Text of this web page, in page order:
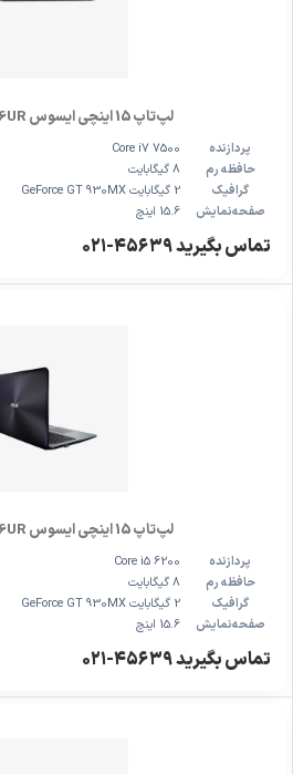
لپ‌تاپ 15 اینچی ایسوس K556UR - مدل D
پردازنده
Core i7 7500
حافظه رم
8 گیگابایت
گرافیک
2 گیگابایت GeForce GT 930MX
صفحه‌نمایش
15.6 اینچ
تماس بگیرید ۴۵۶۳۹-۰۲۱
لپ‌تاپ 15 اینچی ایسوس K556UR - مدل C
پردازنده
Core i5 6200
حافظه رم
8 گیگابایت
گرافیک
2 گیگابایت GeForce GT 930MX
صفحه‌نمایش
15.6 اینچ
تماس بگیرید ۴۵۶۳۹-۰۲۱